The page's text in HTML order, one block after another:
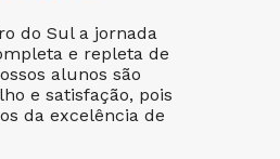
do Sul a jornada
e repleta de
alunos são
e satisfação, pois
da excelência de